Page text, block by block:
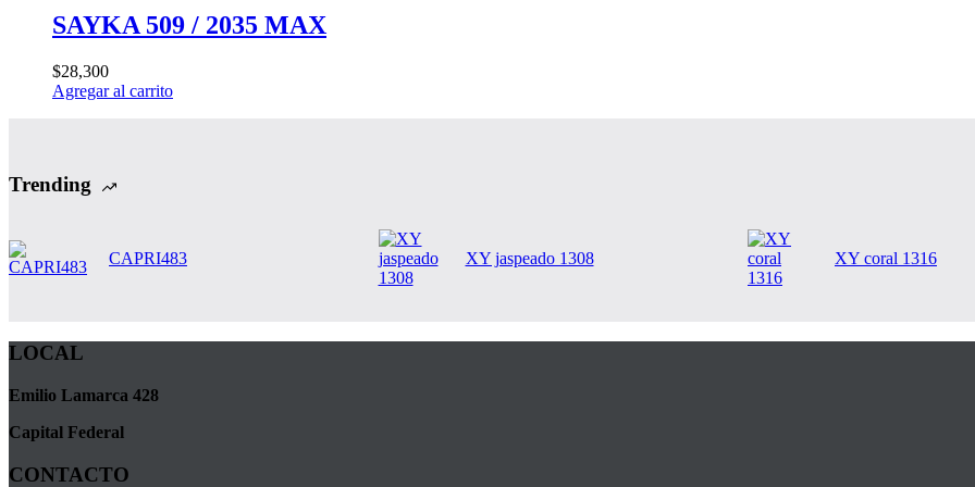
SAYKA 509 / 2035 MAX
$28,300
Agregar al carrito
Trending
CAPRI483 XY jaspeado 1308 XY coral 1316
LOCAL
Emilio Lamarca 428
Capital Federal
CONTACTO